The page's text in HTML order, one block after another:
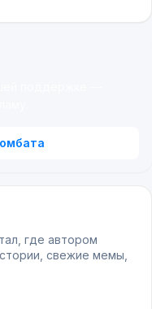
где автором
свежие мемы,